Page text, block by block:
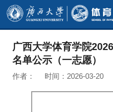
广西大学体育学院
名单公示（一志愿）
作者： 时间：2026-03-20